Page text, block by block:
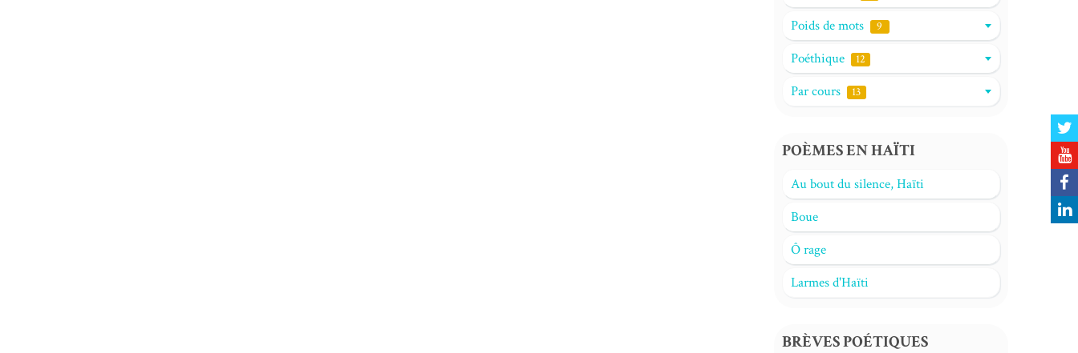
Poids de mots 9
Poéthique 12
Par cours 13
POÈMES EN HAÏTI
Au bout du silence, Haïti
Boue
Ô rage
Larmes d'Haïti
BRÈVES POÉTIQUES